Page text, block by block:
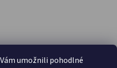
umožnili pohodlné